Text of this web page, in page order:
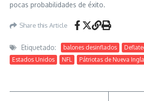
pocas probabilidades de éxito.
Share this Article
Etiquetado: balones desinflados
Estados Unidos
NFL Pátriotas de Nueva